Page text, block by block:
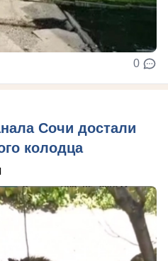
0
Сочи достали
колодца